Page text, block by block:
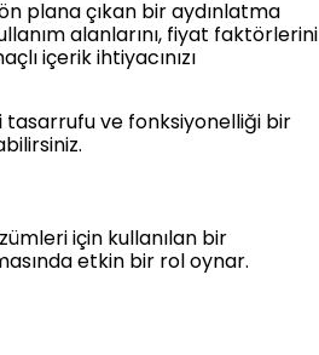
plana çıkan bir aydınlatma
alanlarını, fiyat faktörlerini
içerik ihtiyacınızı
tasarrufu ve fonksiyonelliği bir
için kullanılan bir
etkin bir rol oynar.